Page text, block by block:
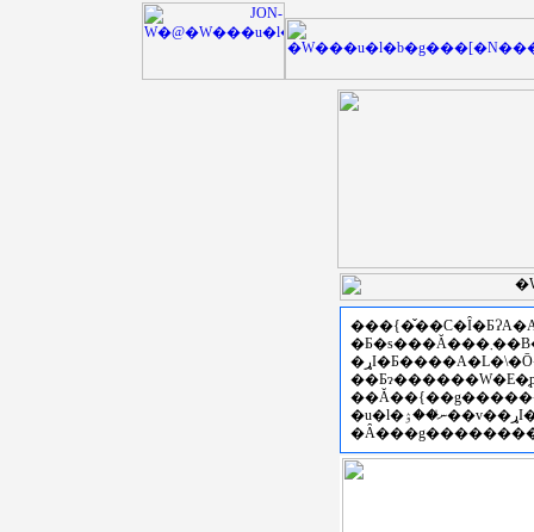
�Ƃ�s���Ă���܂��B�Z�p�C���E���ی𗬂
�u�l�ނ̍��ۉ��v��ړI�Ƃ��āA�Z�\���K����ꎖ�Ɩ{���̎�|��炵